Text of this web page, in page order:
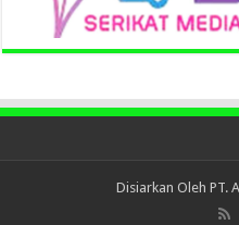
Disiarkan Oleh PT.